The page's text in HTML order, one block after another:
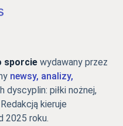
sporcie wydawany przez
newsy, analizy,
dyscyplin: piłki nożnej,
kieruje
2025 roku.